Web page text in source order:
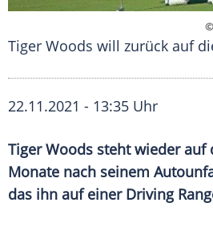
©
Tiger Woods will zurück auf
22.11.2021 - 13:35 Uhr
Tiger Woods steht wieder auf
Monate nach seinem
das ihn auf einer Driving